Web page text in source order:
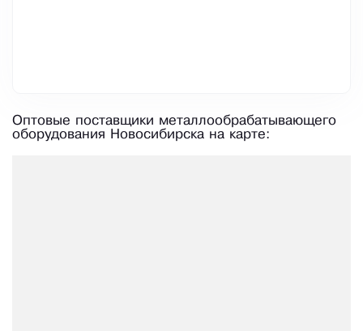
Оптовые поставщики металлообрабатывающего
оборудования Новосибирска на карте: